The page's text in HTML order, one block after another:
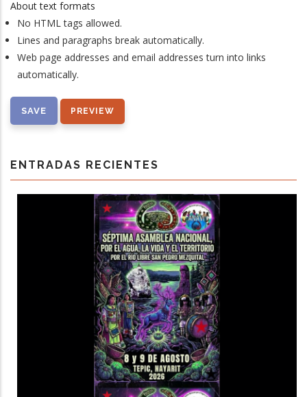
About text formats
No HTML tags allowed.
Lines and paragraphs break automatically.
Web page addresses and email addresses turn into links
automatically.
ENTRADAS RECIENTES